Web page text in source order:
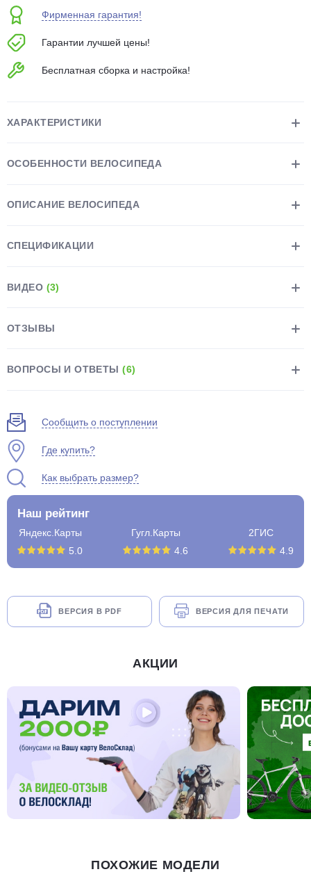
Фирменная гарантия!
Гарантии лучшей цены!
Бесплатная сборка и настройка!
ХАРАКТЕРИСТИКИ
ОСОБЕННОСТИ ВЕЛОСИПЕДА
ОПИСАНИЕ ВЕЛОСИПЕДА
СПЕЦИФИКАЦИИ
ВИДЕО (3)
ОТЗЫВЫ
ВОПРОСЫ И ОТВЕТЫ(6)
Сообщить о поступлении
Где купить?
Как выбрать размер?
Наш рейтинг
Яндекс.Карты
5.0
Гугл.Карты
4.6
2ГИС
4.9
ВЕРСИЯ В PDF ВЕРСИЯ ДЛЯ ПЕЧАТИ
АКЦИИ
ПОХОЖИЕ МОДЕЛИ
недели
Остались вопросы?